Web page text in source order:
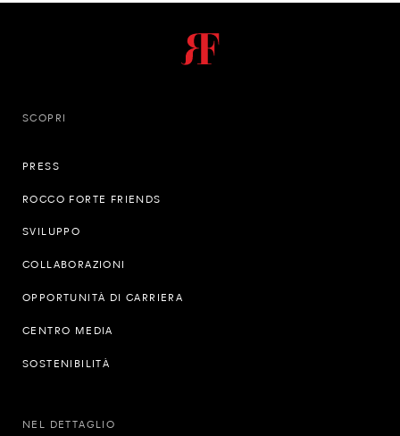
SCOPRI
PRESS
ROCCO FORTE FRIENDS
SVILUPPO
COLLABORAZIONI
OPPORTUNITÀ DI CARRIERA
CENTRO MEDIA
SOSTENIBILITÀ
NEL DETTAGLIO